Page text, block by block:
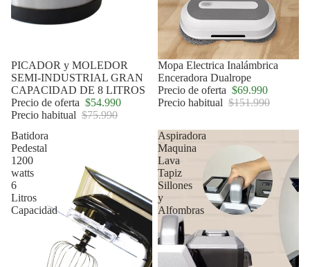
Oferta
PICADOR y MOLEDOR
SEMI-INDUSTRIAL GRAN
CAPACIDAD DE 8 LITROS
Precio de oferta $54.990
Precio habitual $75.990
Oferta
Mopa Electrica Inalámbrica
Enceradora Dualrope
Precio de oferta $69.990
Precio habitual $151.990
Batidora
Pedestal
1200
watts
6
Litros
Capacidad
Aspiradora
Maquina
Lava
Tapiz
Sillones
y
Alfombras